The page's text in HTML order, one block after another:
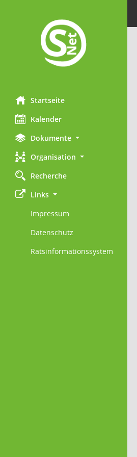
Startseite
Kalender
Dokumente
Organisation
Recherche
Links
Impressum
Datenschutz
Ratsinformationssystem